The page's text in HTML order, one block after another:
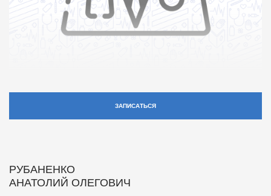
ЗАПИСАТЬСЯ
РУБАНЕНКО
АНАТОЛИЙ ОЛЕГОВИЧ